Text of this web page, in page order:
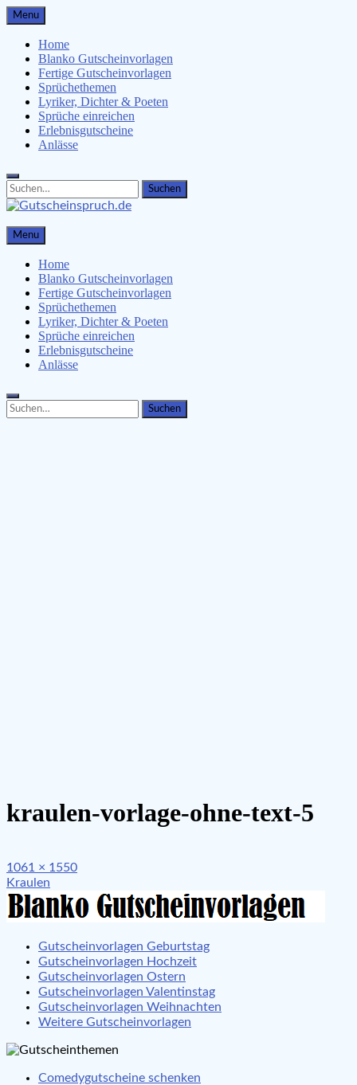
Skip
to
content
Menu
Home
Blanko Gutscheinvorlagen
Fertige Gutscheinvorlagen
Sprüchethemen
Lyriker, Dichter & Poeten
Sprüche einreichen
Erlebnisgutscheine
Anlässe
Search
for:
Search
Gutscheinspruch.de
Gutscheinsprüche & Gutscheinvorlagen finden
Menu
Home
Blanko Gutscheinvorlagen
Fertige Gutscheinvorlagen
Sprüchethemen
Lyriker, Dichter & Poeten
Sprüche einreichen
Erlebnisgutscheine
Anlässe
Search
for:
Search
kraulen-vorlage-ohne-text-5
Full
size
1061 × 1550
Beitragsnavigation
Kraulen
Gutscheinvorlagen Geburtstag
Gutscheinvorlagen Hochzeit
Gutscheinvorlagen Ostern
Gutscheinvorlagen Valentinstag
Gutscheinvorlagen Weihnachten
Weitere Gutscheinvorlagen
Comedygutscheine schenken